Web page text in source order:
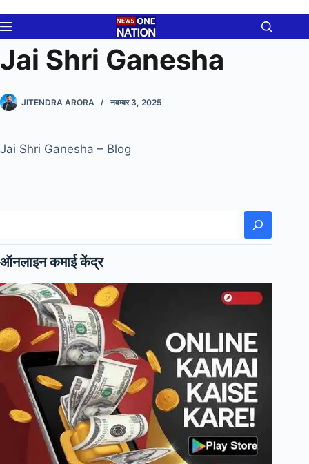
to
content
Jai Shri Ganesha
JITENDRA ARORA नवम्बर 3, 2025
Jai Shri Ganesha – Blog
ऑनलाइन कमाई केंद्र